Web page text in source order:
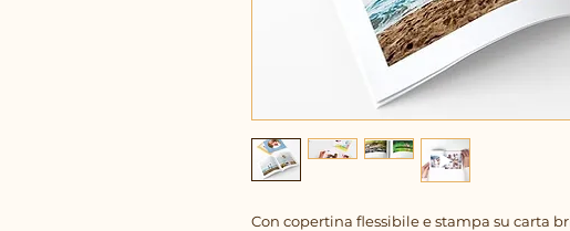
Con copertina flessibile e stampa su carta